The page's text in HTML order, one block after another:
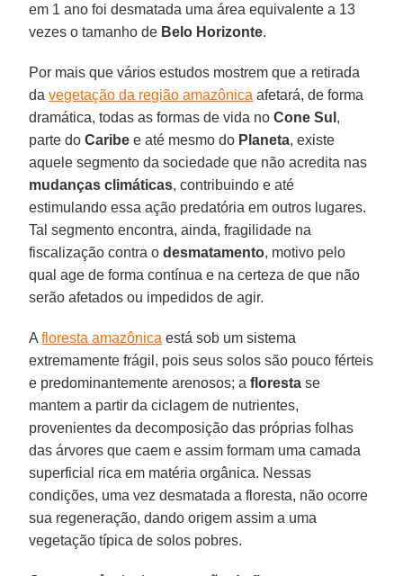
em 1 ano foi desmatada uma área equivalente a 13
vezes o tamanho de Belo Horizonte.
Por mais que vários estudos mostrem que a retirada
davegetação da região amazônica afetará, de forma
dramática, todas as formas de vida noCone Sul ,
parte doCaribe e até mesmo do Planeta, existe
aquele segmento da sociedade que não acredita nas
mudanças climáticas, contribuindo e até
estimulando essa ação predatória em outros lugares.
Tal segmento encontra, ainda, fragilidade na
fiscalização contra odesmatamento, motivo pelo
qual age de forma contínua e na certeza de que não
serão afetados ou impedidos de agir.
Afloresta amazônica está sob um sistema
extremamente frágil, pois seus solos são pouco férteis
e predominantemente arenosos; afloresta se
mantem a partir da ciclagem de nutrientes,
provenientes da decomposição das próprias folhas
das árvores que caem e assim formam uma camada
superficial rica em matéria orgânica. Nessas
condições, uma vez desmatada a floresta, não ocorre
sua regeneração, dando origem assim a uma
vegetação típica de solos pobres.